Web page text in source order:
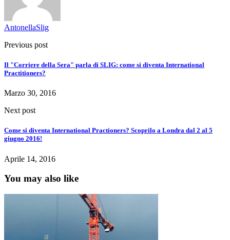
AntonellaSlig
Previous post
Il "Corriere della Sera" parla di SLIG: come si diventa International
Practitioners?
Marzo 30, 2016
Next post
Come si diventa International Practioners? Scoprilo a Londra dal 2 al 5
giugno 2016!
Aprile 14, 2016
You may also like